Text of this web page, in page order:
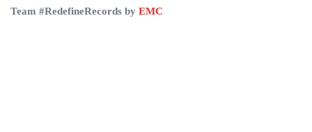
Team #RedefineRecords by EMC